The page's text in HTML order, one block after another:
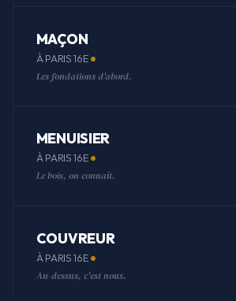
MAÇON
À PARIS 16E
Les fondations d'abord.
MENUISIER
À PARIS 16E
Le bois, on connaît.
COUVREUR
À PARIS 16E
Au-dessus, c'est nous.